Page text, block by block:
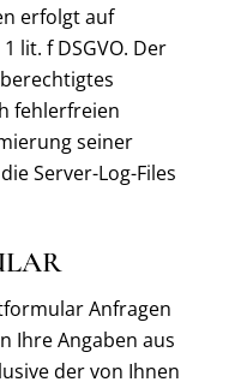
erfolgt auf
lit. f DSGVO. Der
fehlerfreien
seiner
Server-Log-Files
Anfragen
Ihre Angaben aus
der von Ihnen